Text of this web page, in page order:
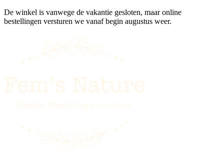
De winkel is vanwege de vakantie gesloten, maar online
bestellingen versturen we vanaf begin augustus weer.